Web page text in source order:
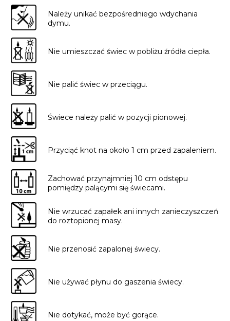
Należy unikać bezpośredniego wdychania
dymu.
Nie umieszczać świec w pobliżu źródła ciepła.
Nie palić świec w przeciągu.
Świece należy palić w pozycji pionowej.
Przyciąć knot na około 1 cm przed zapaleniem.
Zachować przynajmniej 10 cm odstępu
pomiędzy palącymi się świecami.
Nie wrzucać zapałek ani innych zanieczyszczeń
do roztopionej masy.
Nie przenosić zapalonej świecy.
Nie używać płynu do gaszenia świecy.
Nie dotykać, może być gorące.